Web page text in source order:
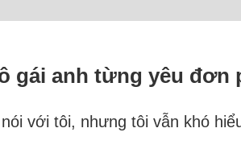
gái anh từng yêu đơn
với tôi, nhưng tôi vẫn khó